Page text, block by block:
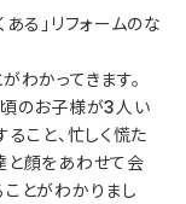
る」リフォームのな
わかってきます。
のお子様が3人い
こと、忙しく慌た
と顔をあわせて会
とがわかりまし